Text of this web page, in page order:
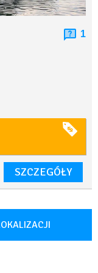
1
SZCZEGÓŁY